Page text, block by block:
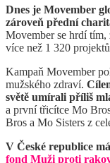
Dnes je Movember
zároveň přední
Movember se hrdí tím,
více než 1 320
Kampaň Movember
mužského zdraví.
světě umírali příliš
a první třicítce Mo
Bros a Mo Sisters z
V České republice
fond Muži proti